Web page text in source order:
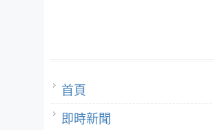
首頁
即時新聞